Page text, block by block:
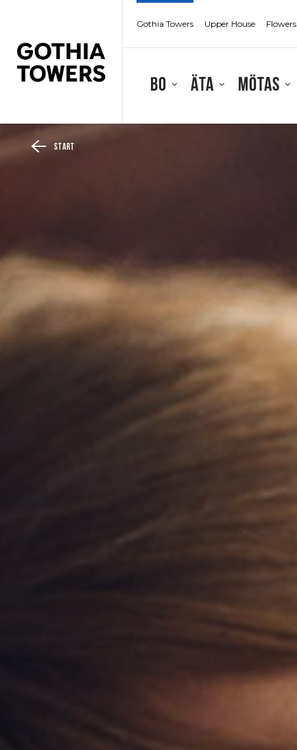
Gothia Towers Upper House Flowers
Bo Äta Mötas
Start